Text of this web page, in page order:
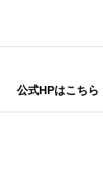
公式HPはこちら